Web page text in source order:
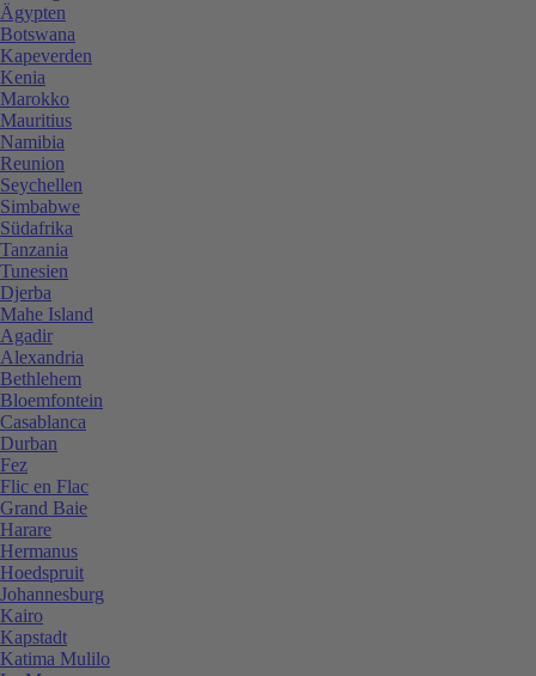
Ägypten
Botswana
Kapeverden
Kenia
Marokko
Mauritius
Namibia
Reunion
Seychellen
Simbabwe
Südafrika
Tanzania
Tunesien
Djerba
Mahe Island
Agadir
Alexandria
Bethlehem
Bloemfontein
Casablanca
Durban
Fez
Flic en Flac
Grand Baie
Harare
Hermanus
Hoedspruit
Johannesburg
Kairo
Kapstadt
Katima Mulilo